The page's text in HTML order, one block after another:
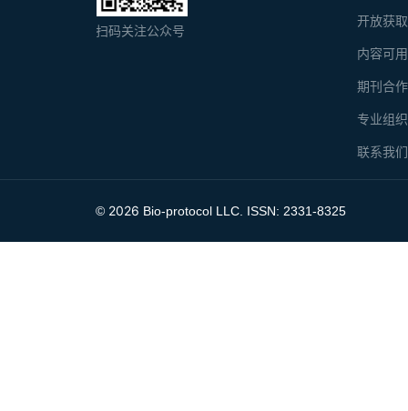
开放获
内容可
期刊合
专业组
联系我们
扫码关注公众号
© 2026 Bio-protocol LLC. ISSN: 2331-8325